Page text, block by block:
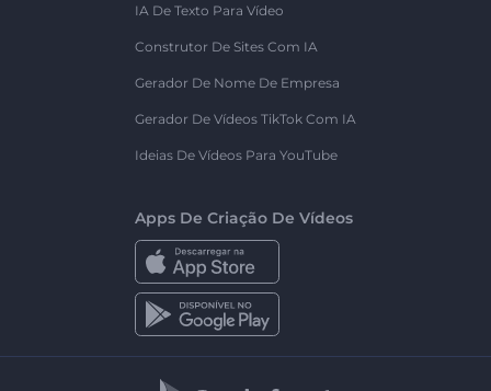
IA De Texto Para Vídeo
Construtor De Sites Com IA
Gerador De Nome De Empresa
Gerador De Vídeos TikTok Com IA
Ideias De Vídeos Para YouTube
Apps De Criação De Vídeos